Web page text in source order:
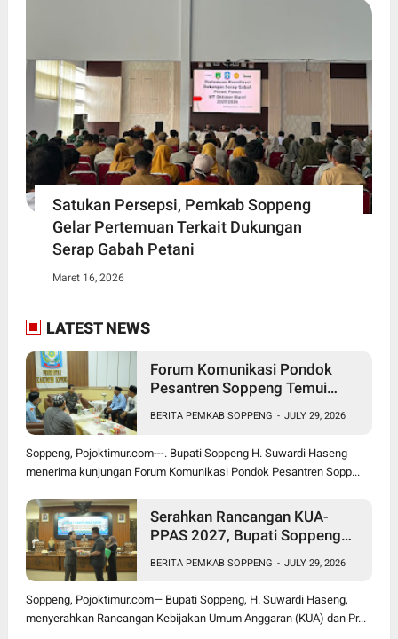
Satukan Persepsi, Pemkab Soppeng
Gelar Pertemuan Terkait Dukungan
Serap Gabah Petani
Maret 16, 2026
LATEST NEWS
Forum Komunikasi Pondok
Pesantren Soppeng Temui
BERITA PEMKAB SOPPENG - JULY 29, 2026
Soppeng, Pojoktimur.com---. Bupati Soppeng H. Suwardi Haseng
menerima kunjungan Forum Komunikasi Pondok Pesantren Sopp...
Serahkan Rancangan KUA-
PPAS 2027, Bupati Soppeng
Tengah Tekanan Fiskal
BERITA PEMKAB SOPPENG - JULY 29, 2026
Soppeng, Pojoktimur.com— Bupati Soppeng, H. Suwardi Haseng,
menyerahkan Rancangan Kebijakan Umum Anggaran (KUA) dan Pr...